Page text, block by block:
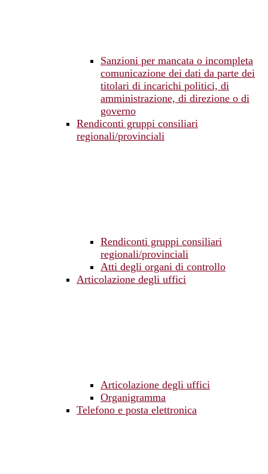
Sanzioni per mancata o incompleta
comunicazione dei dati da parte dei
titolari di incarichi politici, di
amministrazione, di direzione o di
governo
Rendiconti gruppi consiliari
regionali/provinciali
Rendiconti gruppi consiliari
regionali/provinciali
Atti degli organi di controllo
Articolazione degli uffici
Articolazione degli uffici
Organigramma
Telefono e posta elettronica